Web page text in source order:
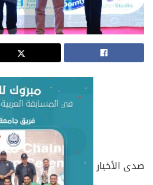
صدى الأخبار